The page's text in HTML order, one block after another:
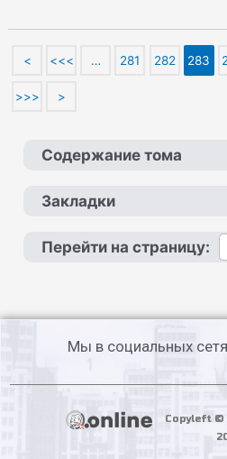
< <<< … 281 282 283
>>> >
Содержание тома
Закладки
Перейти на страницу:
Мы в социальных
Copyleft